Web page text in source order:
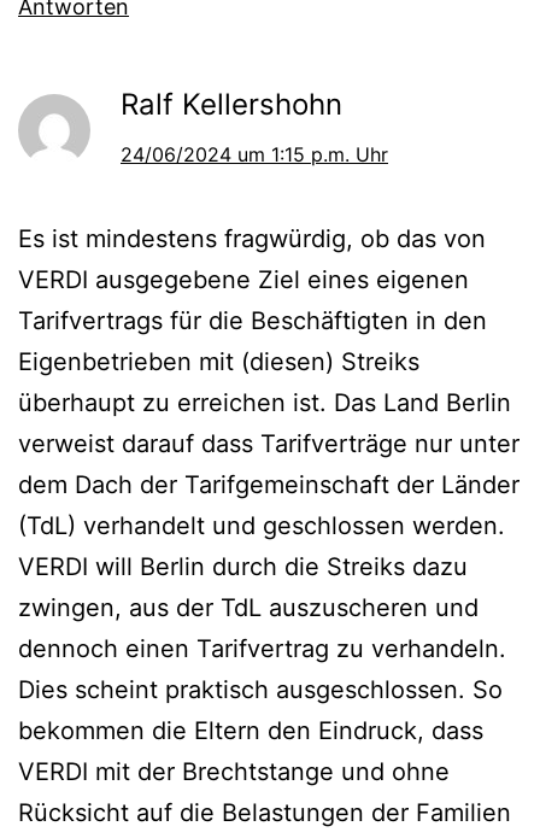
Antworten
Ralf Kellershohn
24/06/2024 um 1:15 p.m. Uhr
Es ist mindestens fragwürdig, ob das von
VERDI ausgegebene Ziel eines eigenen
Tarifvertrags für die Beschäftigten in den
Eigenbetrieben mit (diesen) Streiks
überhaupt zu erreichen ist. Das Land Berlin
verweist darauf dass Tarifverträge nur unter
dem Dach der Tarifgemeinschaft der Länder
(TdL) verhandelt und geschlossen werden.
VERDI will Berlin durch die Streiks dazu
zwingen, aus der TdL auszuscheren und
dennoch einen Tarifvertrag zu verhandeln.
Dies scheint praktisch ausgeschlossen. So
bekommen die Eltern den Eindruck, dass
VERDI mit der Brechtstange und ohne
Rücksicht auf die Belastungen der Familien